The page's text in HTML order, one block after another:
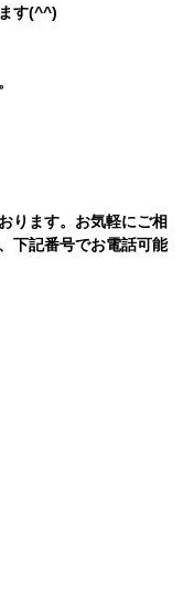
す(^^)
ります。お気軽にご相
下記番号でお電話可能